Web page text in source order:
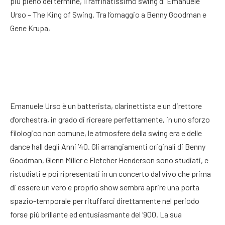
Urso – The King of Swing. Tra l’omaggio a Benny Goodman e
Gene Krupa,
Emanuele Urso è un batterista, clarinettista e un direttore
d’orchestra, in grado di ricreare perfettamente, in uno sforzo
filologico non comune, le atmosfere della swing era e delle
dance hall degli Anni ’40. Gli arrangiamenti originali di Benny
Goodman, Glenn Miller e Fletcher Henderson sono studiati, e
ristudiati e poi ripresentati in un concerto dal vivo che prima
di essere un vero e proprio show sembra aprire una porta
spazio-temporale per rituffarci direttamente nel periodo
forse più brillante ed entusiasmante del ‘900. La sua